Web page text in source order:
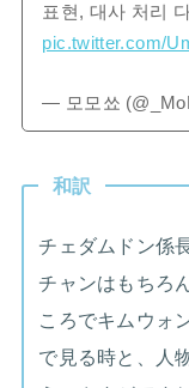
표현, 대사 처리
pic.twitter.com/
— 모모쑈
和訳
チェダムドン係
チャンはもちろ
ころでキムウォ
で見る時と、人